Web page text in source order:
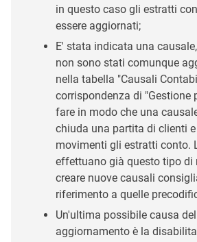
in questo caso gli estratti
essere aggiornati;
E' stata indicata una
non sono stati comunque
nella tabella "Causali
corrispondenza di "Gestione
fare in modo che una
chiuda una partita di clienti
movimenti gli estratti conto.
effettuano già questo tipo di
creare nuove causali
riferimento a quelle
Un'ultima possibile causa
aggiornamento è la